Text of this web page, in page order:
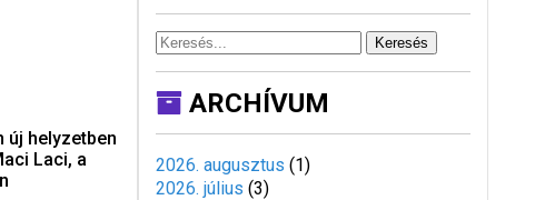
új helyzetben
Laci, a
Keresés
ARCHÍVUM
2026. augusztus (1)
2026. július (3)